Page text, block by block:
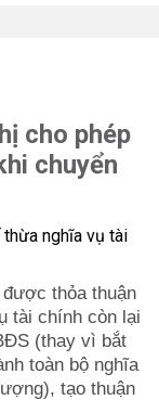
cho phép
chuyển
thỏa thuận
tài chính còn lại
(thay vì bắt
toàn bộ nghĩa
tạo thuận